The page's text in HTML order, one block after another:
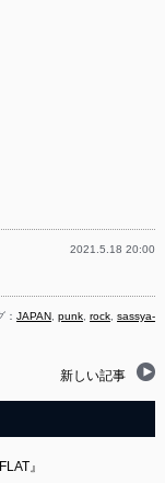
2021.5.18 20:00
：JAPAN ,punk ,rock ,sassya-
新しい記事
』